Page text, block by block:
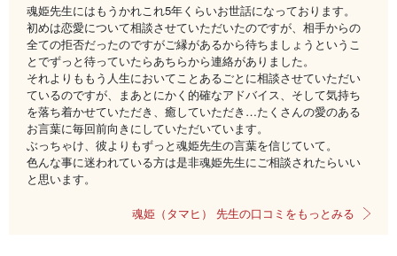
魂姫先生にはもうかれこれ5年くらいお世話になっております。
初めは恋愛について相談させていただいたのですが、相手からの
全ての拒否だったのですがご縁があるから待ちましょうというこ
とでずっと待っていたらあちらから連絡がありました。
それよりももう人生においてことあるごとに相談させていただい
ているのですが、まあとにかく的確なアドバイス、そして気持ち
を落ち着かせていただき、癒していただき…たくさんの愛のある
お言葉に毎回前向きにしていただいています。
ぶっちゃけ、彼よりもずっと魂姫先生の言葉を信じていて。
色んな事に迷われている方は是非魂姫先生にご相談されたらいい
と思います。
魂姫（タマヒ） 先生の口コミをもっとみる